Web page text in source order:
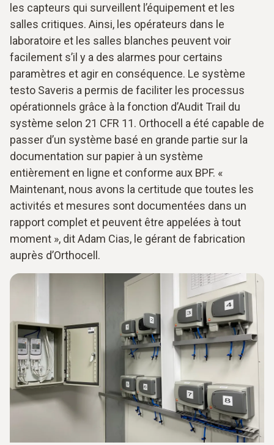
les capteurs qui surveillent l’équipement et les
salles critiques. Ainsi, les opérateurs dans le
laboratoire et les salles blanches peuvent voir
facilement s’il y a des alarmes pour certains
paramètres et agir en conséquence. Le système
testo Saveris a permis de faciliter les processus
opérationnels grâce à la fonction d’Audit Trail du
système selon 21 CFR 11. Orthocell a été capable de
passer d’un système basé en grande partie sur la
documentation sur papier à un système
entièrement en ligne et conforme aux BPF. «
Maintenant, nous avons la certitude que toutes les
activités et mesures sont documentées dans un
rapport complet et peuvent être appelées à tout
moment », dit Adam Cias, le gérant de fabrication
auprès d’Orthocell.